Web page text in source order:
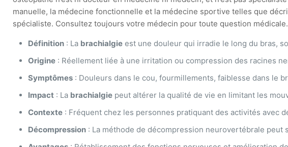
manuelle, la médecine fonctionnelle et la médecine sportive telles que
spécialiste. Consultez toujours votre médecin pour toute question
Définition : La brachialgie est une douleur qui irradie le long du bras,
Origine : Réellement liée à une irritation ou compression des racines
Symptômes : Douleurs dans le cou, fourmillements, faiblesse dans le
Impact : La brachialgie peut altérer la qualité de vie en limitant les
Contexte : Fréquent chez les personnes pratiquant des activités avec
Décompression : La méthode de décompression neurovertébrale